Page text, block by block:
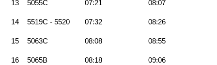
13 5055C 07:21 08:07
14 5519C - 5520 07:32 08:26
15 5063C 08:08 08:55
16 5065B 08:18 09:06